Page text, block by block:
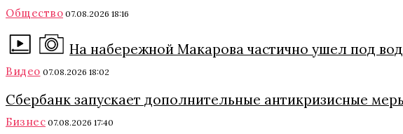
Общество 07.08.2026 18:16
На набережной Макарова частично ушел под
Видео 07.08.2026 18:02
Сбербанк запускает дополнительные антикризисные
Бизнес 07.08.2026 17:40